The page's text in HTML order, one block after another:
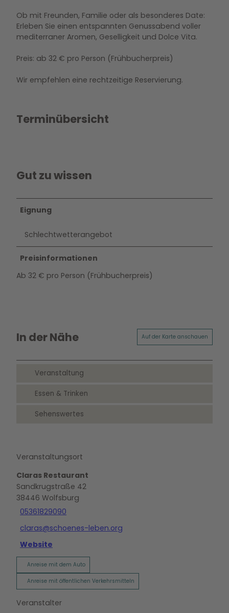
Ob mit Freunden, Familie oder als besonderes Date:
Erleben Sie einen entspannten Genussabend voller
mediterraner Aromen, Geselligkeit und Dolce Vita.
Preis: ab 32 € pro Person (Frühbucherpreis)
Wir empfehlen eine rechtzeitige Reservierung.
Terminübersicht
Gut zu wissen
Eignung
Schlechtwetterangebot
Preisinformationen
Ab 32 € pro Person (Frühbucherpreis)
In der Nähe Auf der Karte anschauen
Veranstaltung
Essen & Trinken
Sehenswertes
Veranstaltungsort
Claras Restaurant
Sandkrugstraße 42
38446 Wolfsburg
05361829090
claras@schoenes-leben.org
Website
Anreise mit dem Auto
Anreise mit öffentlichen Verkehrsmitteln
Veranstalter